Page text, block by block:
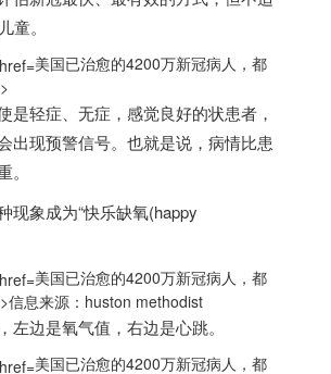
童。
美国已治愈的4200万新冠病人，都
是轻症、无症，感觉良好的状患者，
出现预警信号。也就是说，病情比患
现象成为“快乐缺氧(happy
美国已治愈的4200万新冠病人，都
信息来源：huston methodist
左边是氧气值，右边是心跳。
美国已治愈的4200万新冠病人，都